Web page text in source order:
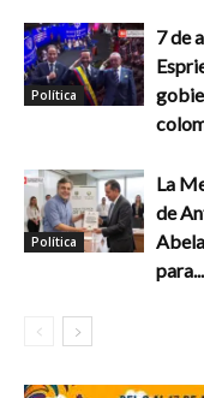
Política
7 de
Política
La
de
para...